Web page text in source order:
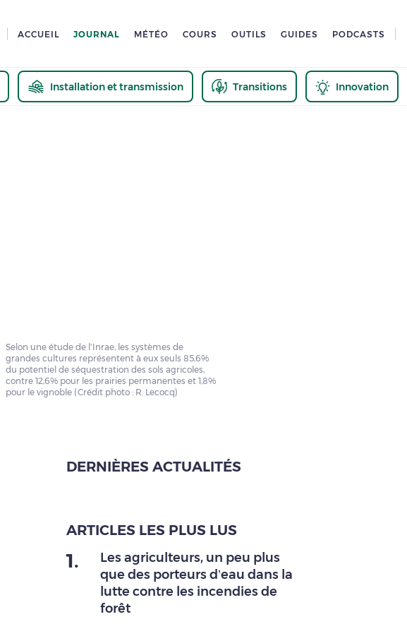
ACCUEIL JOURNAL MÉTÉO COURS OUTILS GUIDES PODCASTS
Installation et transmission Transitions Innovation
Selon une étude de l’Inrae, les systèmes de
grandes cultures représentent à eux seuls 85,6%
du potentiel de séquestration des sols agricoles,
contre 12,6% pour les prairies permanentes et 1,8%
pour le vignoble (Crédit photo : R. Lecocq)
DERNIÈRES ACTUALITÉS
ARTICLES LES PLUS LUS
1.
Les agriculteurs, un peu plus
que des porteurs d’eau dans la
lutte contre les incendies de
forêt